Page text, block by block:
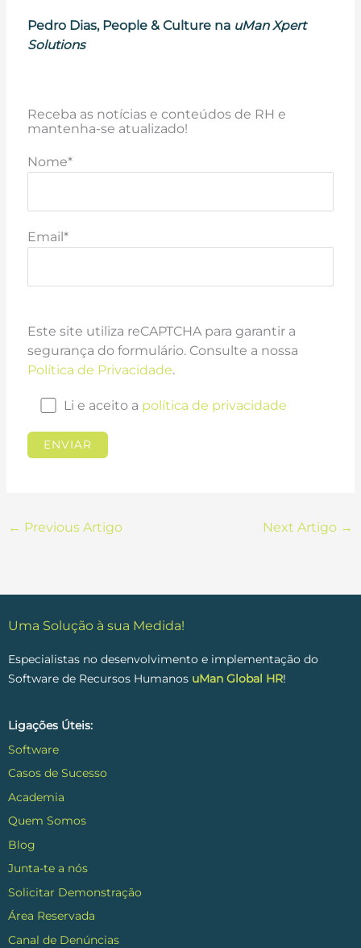
Pedro Dias, People & Culture na uMan Xpert
Solutions
Receba as notícias e conteúdos de RH e
mantenha-se atualizado!
Nome*
Email*
Este site utiliza reCAPTCHA para garantir a
segurança do formulário. Consulte a nossa
Política de Privacidade.
Li e aceito a política de privacidade
← Previous Artigo Next Artigo →
Uma Solução à sua Medida!
Especialistas no desenvolvimento e implementação do
Software de Recursos Humanos uMan Global HR!
Ligações Úteis:
Software
Casos de Sucesso
Academia
Quem Somos
Blog
Junta-te a nós
Solicitar Demonstração
Área Reservada
Canal de Denúncias